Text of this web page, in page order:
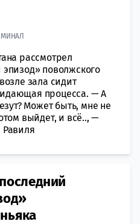
рассмотрел
поволжского
зала сидит
процесса. — А
Может быть, мне не
выйдет, и всё.., —
Равиля